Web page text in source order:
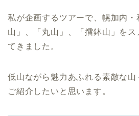
私が企画するツアーで、幌加内
山」、「丸山」、「擂鉢山」をス
てきました。
低山ながら魅力あふれる素敵な山
ご紹介したいと思います。